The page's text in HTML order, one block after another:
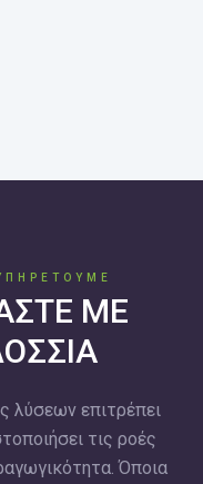
ΜΕ
λύσεων επιτρέπει
τις ροές
Όποια